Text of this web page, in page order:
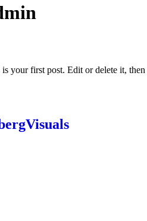
your first post. Edit or delete it, then